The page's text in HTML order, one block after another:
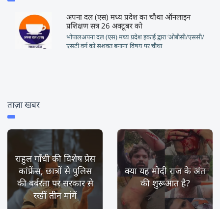
अपना दल (एस) मध्य प्रदेश का चौथा ऑनलाइन
प्रशिक्षण सत्र 26 अक्टूबर को
भोपालअपना दल (एस) मध्य प्रदेश इकाई द्वारा ‘ओबीसी/एससी/
एसटी वर्ग को सशक्त बनाना’ विषय पर चौथा
ताज़ा खबर
राहुल गाँधी की विशेष प्रेस
कांफ्रेंस, छात्रों से पुलिस
की बर्बरता पर सरकार से
रखीं तीन मांगें
क्या यह मोदी राज के अंत
की शुरूआत है?